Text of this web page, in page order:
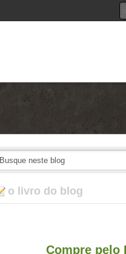
o livro do blog
Compre pelo